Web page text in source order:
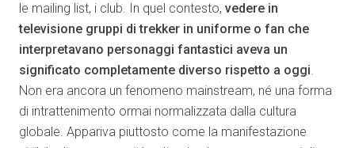
le mailing list, i club. In quel contesto, vedere in
televisione gruppi di trekker in uniforme o fan che
interpretavano personaggi fantastici aveva un
significato completamente diverso rispetto a oggi.
Non era ancora un fenomeno mainstream, né una forma
di intrattenimento ormai normalizzata dalla cultura
globale. Appariva piuttosto come la manifestazione